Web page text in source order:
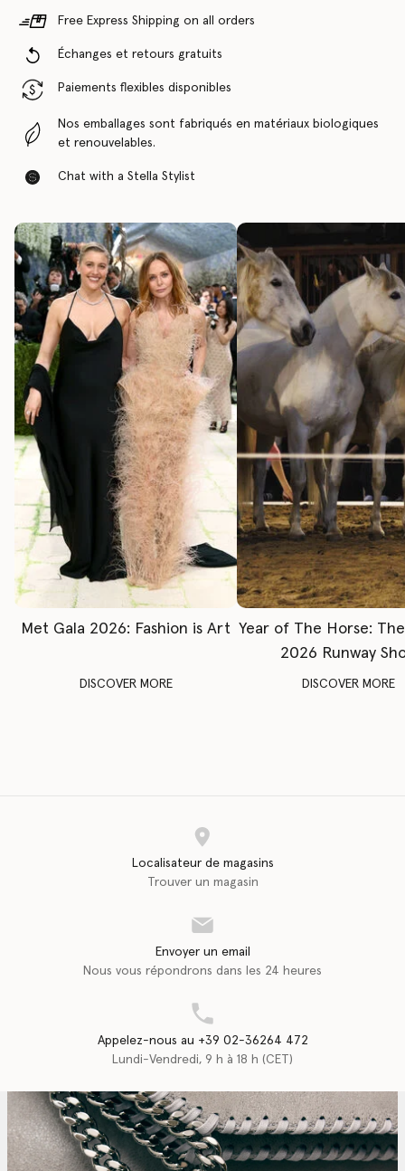
Free Express Shipping on all orders
Échanges et retours gratuits
Paiements flexibles disponibles
Nos emballages sont fabriqués en matériaux biologiques
et renouvelables.
Chat with a Stella Stylist
Met Gala 2026: Fashion is Art
DISCOVER MORE
Year of The Horse:
2026 Runway
DISCOVER MORE
Localisateur de magasins
Trouver un magasin
Envoyer un email
Nous vous répondrons dans les 24 heures
Appelez-nous au +39 02-36264 472
Lundi-Vendredi, 9 h à 18 h (CET)